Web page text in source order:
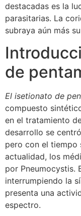
destacadas es la
parasitarias. La
subraya aún más
de
El isetionato de
compuesto
en el tratamiento
desarrollo se
pero con el tiempo
actualidad, los
por Pneumocystis.
interrumpiendo la
presenta una
espectro.